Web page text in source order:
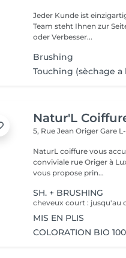
Jeder Kunde ist
Team steht Ihnen zur
oder Verbesser...
Brushing
Touching (sèchage a
Natur'L
5, Rue Jean OrigerGare
NaturL coiffure vous
conviviale rue Origer à
vous propose prin...
SH. + BRUSHING
cheveux court : jusqu'au
MIS EN PLIS
COLORATION BIO